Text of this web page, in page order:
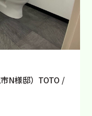
N様邸）TOTO /